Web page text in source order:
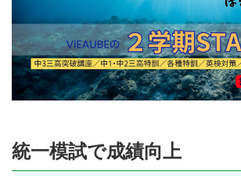
統一模試で成績向上